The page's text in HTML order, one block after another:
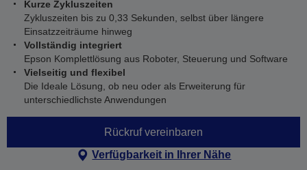
Kurze Zykluszeiten
Zykluszeiten bis zu 0,33 Sekunden, selbst über längere
Einsatzzeiträume hinweg
Vollständig integriert
Epson Komplettlösung aus Roboter, Steuerung und Software
Vielseitig und flexibel
Die Ideale Lösung, ob neu oder als Erweiterung für
unterschiedlichste Anwendungen
Rückruf vereinbaren
Verfügbarkeit in Ihrer Nähe